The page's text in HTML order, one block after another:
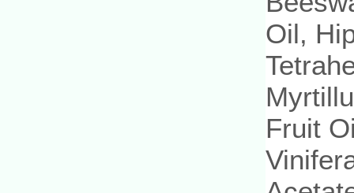
Oil,
Fruit